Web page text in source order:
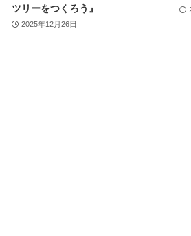
ツリーをつくろう』
2025年12月26日